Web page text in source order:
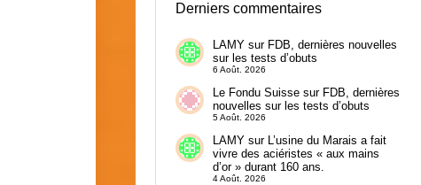
Derniers commentaires
LAMYsur FDB, dernières nouvelles
sur les tests d’obuts
6 Août. 2026
Le Fondu Suissesur FDB, dernières
nouvelles sur les tests d’obuts
5 Août. 2026
LAMYsur L’usine du Marais a fait
vivre des aciéristes « aux mains
d’or » durant 160 ans.
4 Août. 2026